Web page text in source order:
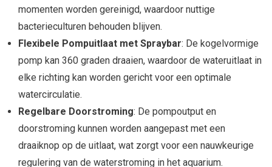
momenten worden gereinigd, waardoor nuttige
bacterieculturen behouden blijven.
Flexibele Pompuitlaat met Spraybar: De kogelvormige
pomp kan 360 graden draaien, waardoor de wateruitlaat in
elke richting kan worden gericht voor een optimale
watercirculatie.
Regelbare Doorstroming: De pompoutput en
doorstroming kunnen worden aangepast met een
draaiknop op de uitlaat, wat zorgt voor een nauwkeurige
regulering van de waterstroming in het aquarium.